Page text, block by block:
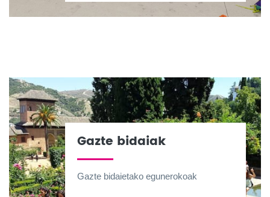
Gazte bidaiak
Gazte bidaietako egunerokoak